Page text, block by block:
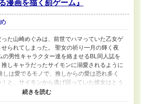
漫画を描く罰ゲーム』
た山崎めぐみは、前世でハマっていた乙女ゲ
せられてしまった。 聖女の祈り━月の輝く夜
男性キャラクター達を絡ませるBL同人誌を
しキャラだったサイモンに溺愛されるように
しは愛でるモノで、推しからの愛は恐れ多く
と、サイモンから逃げ回っていた彼女はとう
… あれよあれよと言う間に、サイモンの妻に